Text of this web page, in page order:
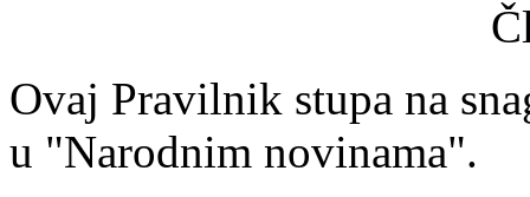
Ovaj Pravilnik stupa na
u "Narodnim novinama".